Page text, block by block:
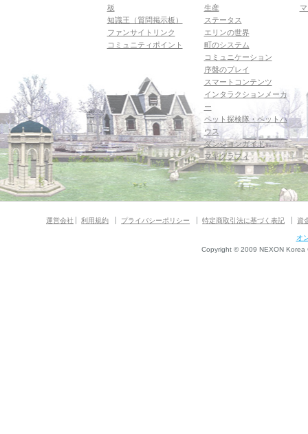
板
知識王（質問掲示板）
ファンサイトリンク
コミュニティポイント
生産
ステータス
エリンの世界
町のシステム
コミュニケーション
序盤のプレイ
スマートコンテンツ
インタラクションメーカ
ー
ペット探検隊・ペットハ
ウス
ダンジョンガイド
マギグラフィ
運営会社 利用規約 プライバシーポリシー 特定商取引法に基づく表記 資
オ
Copyright © 2009 NEXON Korea